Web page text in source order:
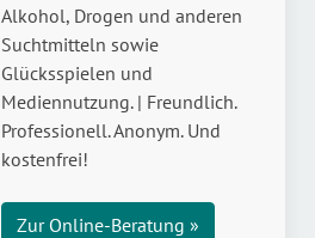
Alkohol, Drogen und anderen
Suchtmitteln sowie
Glücksspielen und
Mediennutzung. | Freundlich.
Professionell. Anonym. Und
kostenfrei!
Zur Online-Beratung »